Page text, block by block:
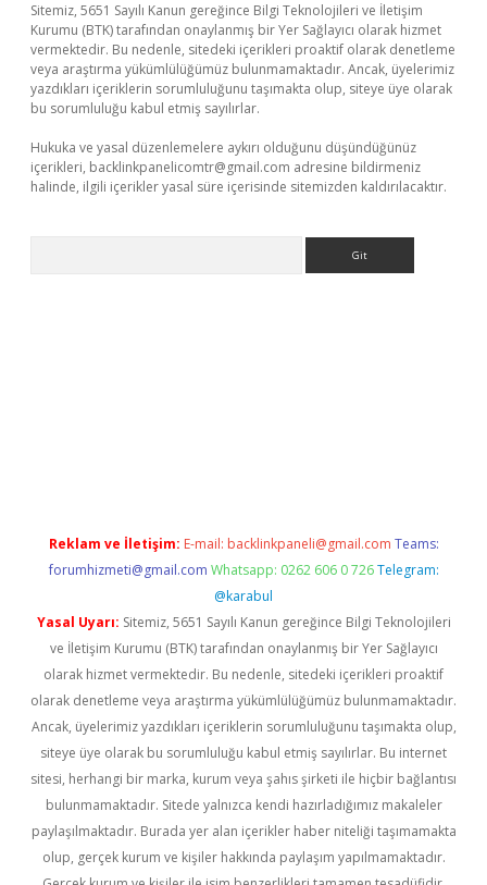
Sitemiz, 5651 Sayılı Kanun gereğince Bilgi Teknolojileri ve İletişim
Kurumu (BTK) tarafından onaylanmış bir Yer Sağlayıcı olarak hizmet
vermektedir. Bu nedenle, sitedeki içerikleri proaktif olarak denetleme
veya araştırma yükümlülüğümüz bulunmamaktadır. Ancak, üyelerimiz
yazdıkları içeriklerin sorumluluğunu taşımakta olup, siteye üye olarak
bu sorumluluğu kabul etmiş sayılırlar.
Hukuka ve yasal düzenlemelere aykırı olduğunu düşündüğünüz
içerikleri, backlinkpanelicomtr@gmail.com adresine bildirmeniz
halinde, ilgili içerikler yasal süre içerisinde sitemizden kaldırılacaktır.
Reklam ve İletişim: E-mail: backlinkpaneli@gmail.com Teams:
forumhizmeti@gmail.com Whatsapp: 0262 606 0 726 Telegram:
@karabul
Yasal Uyarı: Sitemiz, 5651 Sayılı Kanun gereğince Bilgi Teknolojileri
ve İletişim Kurumu (BTK) tarafından onaylanmış bir Yer Sağlayıcı
olarak hizmet vermektedir. Bu nedenle, sitedeki içerikleri proaktif
olarak denetleme veya araştırma yükümlülüğümüz bulunmamaktadır.
Ancak, üyelerimiz yazdıkları içeriklerin sorumluluğunu taşımakta olup,
siteye üye olarak bu sorumluluğu kabul etmiş sayılırlar. Bu internet
sitesi, herhangi bir marka, kurum veya şahıs şirketi ile hiçbir bağlantısı
bulunmamaktadır. Sitede yalnızca kendi hazırladığımız makaleler
paylaşılmaktadır. Burada yer alan içerikler haber niteliği taşımamakta
olup, gerçek kurum ve kişiler hakkında paylaşım yapılmamaktadır.